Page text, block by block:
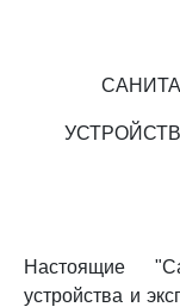
Настоящие
устройства и